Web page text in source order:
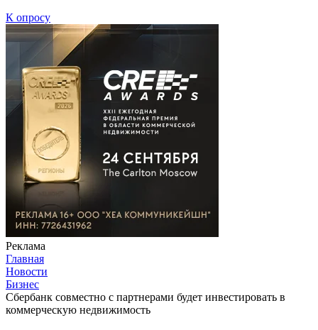
К опросу
Реклама
Главная
Новости
Бизнес
Сбербанк совместно с партнерами будет инвестировать в
коммерческую недвижимость